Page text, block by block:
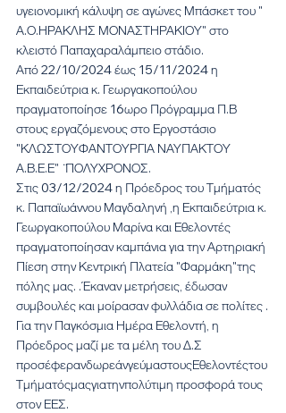
υγειονομική κάλυψη σε αγώνες Μπάσκετ του "
Α.Ο.ΗΡΑΚΛΗΣ ΜΟΝΑΣΤΗΡΑΚΙΟΥ" στο
κλειστό Παπαχαραλάμπειο στάδιο.
Από 22/10/2024 έως 15/11/2024 η
Εκπαιδεύτρια κ. Γεωργακοπούλου
πραγματοποίησε 16ωρο Πρόγραμμα Π.Β
στους εργαζόμενους στο Εργοστάσιο
"ΚΛΩΣΤΟΥΦΑΝΤΟΥΡΓΙΑ ΝΑΥΠΑΚΤΟΥ
Α.Β.Ε.Ε"  ̈ΠΟΛΥΧΡΟΝΟΣ.
Στις 03/12/2024 η Πρόεδρος του Τμήματός
κ. Παπαϊωάννου Μαγδαληνή ,η Εκπαιδεύτρια κ.
Γεωργακοπούλου Μαρίνα και Εθελοντές
πραγματοποίησαν καμπάνια για την Αρτηριακή
Πίεση στην Κεντρική Πλατεία "Φαρμάκη"της
πόλης μας. .Έκαναν μετρήσεις, έδωσαν
συμβουλές και μοίρασαν φυλλάδια σε πολίτες .
Για την Παγκόσμια Ημέρα Εθελοντή, η
Πρόεδρος μαζί με τα μέλη του Δ.Σ
προσέφερανδωρεάνγεύμαστουςΕθελοντέςτου
Τμήματόςμαςγιατηνπολύτιμη προσφορά τους
στον ΕΕΣ.